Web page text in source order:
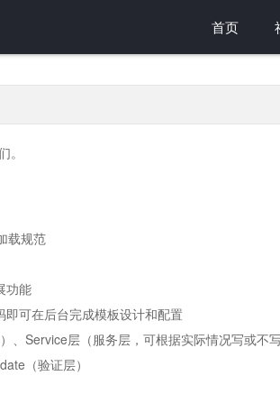
首页
。
载规范
功能
可在后台完成模板设计和配置
、Service层（服务层，可根据实际情况写或不
（验证层）